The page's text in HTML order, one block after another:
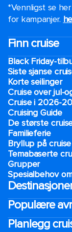
*Vennligst se
for kampanjer.
Finn cruise
Black Friday-
Siste sjanse
Korte seilinger
Cruise over jul-
Cruise i 2026-
Cruising Guide
De største
Familieferie
Bryllup på cruise
Temabaserte
Grupper
Spesialbehov
Populære
Planlegg